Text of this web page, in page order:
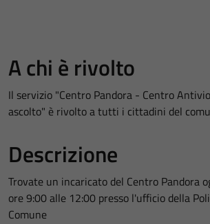
A chi è rivolto
Il servizio "Centro Pandora - Centro
ascolto" è rivolto a tutti i cittadini del
Descrizione
Trovate un incaricato del Centro Pandora
ore 9:00 alle 12:00 presso l'ufficio della
Comune